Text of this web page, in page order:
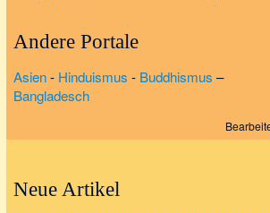
Andere Portale
Asien- Hinduismus - Buddhismus –
Bangladesch
Neue Artikel